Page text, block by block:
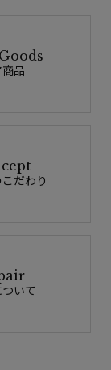
品
だわり
いて